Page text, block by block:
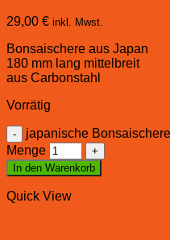
29,00 € inkl. Mwst.
Bonsaischere aus Japan
180 mm lang mittelbreit
aus Carbonstahl
Vorrätig
japanische
Menge
In den Warenkorb
Quick View